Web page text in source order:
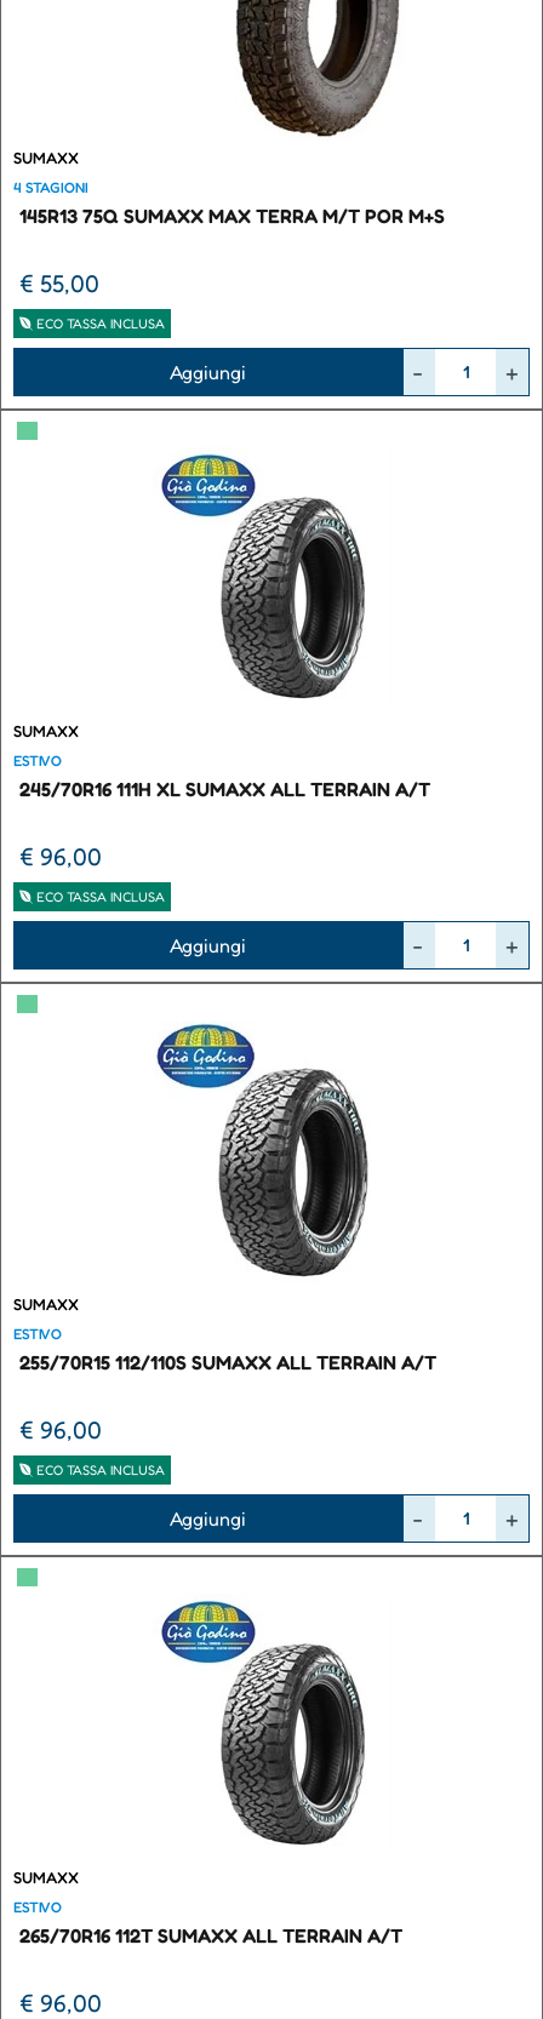
SUMAXX
4 STAGIONI
145R13 75Q SUMAXX MAX TERRA M/T POR M+S
€ 55,00
ECO TASSA INCLUSA
Aggiungi
▀
SUMAXX
ESTIVO
245/70R16 111H XL SUMAXX ALL TERRAIN A/T
€ 96,00
ECO TASSA INCLUSA
Aggiungi
▀
SUMAXX
ESTIVO
255/70R15 112/110S SUMAXX ALL TERRAIN A/T
€ 96,00
ECO TASSA INCLUSA
Aggiungi
▀
SUMAXX
ESTIVO
265/70R16 112T SUMAXX ALL TERRAIN A/T
€ 96,00